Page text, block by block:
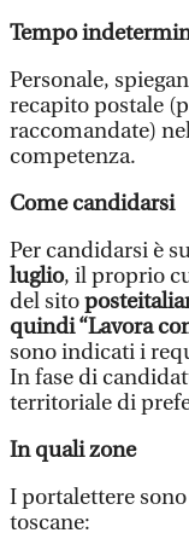
Tempo
Personale,
recapito postale
raccomandate)
competenza.
Come candidarsi
Per candidarsi è
luglio, il proprio
del sito
quindi “Lavora
sono indicati i
In fase di
territoriale di
In quali zone
I portalettere
toscane: